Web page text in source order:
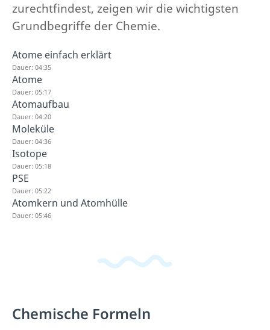
zurechtfindest, zeigen wir die wichtigsten
Grundbegriffe der Chemie.
Atome einfach erklärt
Dauer: 04:35
Atome
Dauer: 05:17
Atomaufbau
Dauer: 04:20
Moleküle
Dauer: 04:36
Isotope
Dauer: 05:18
PSE
Dauer: 05:22
Atomkern und Atomhülle
Dauer: 05:46
Chemische Formeln